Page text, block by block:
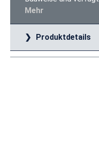
Mehr
Produktdetails